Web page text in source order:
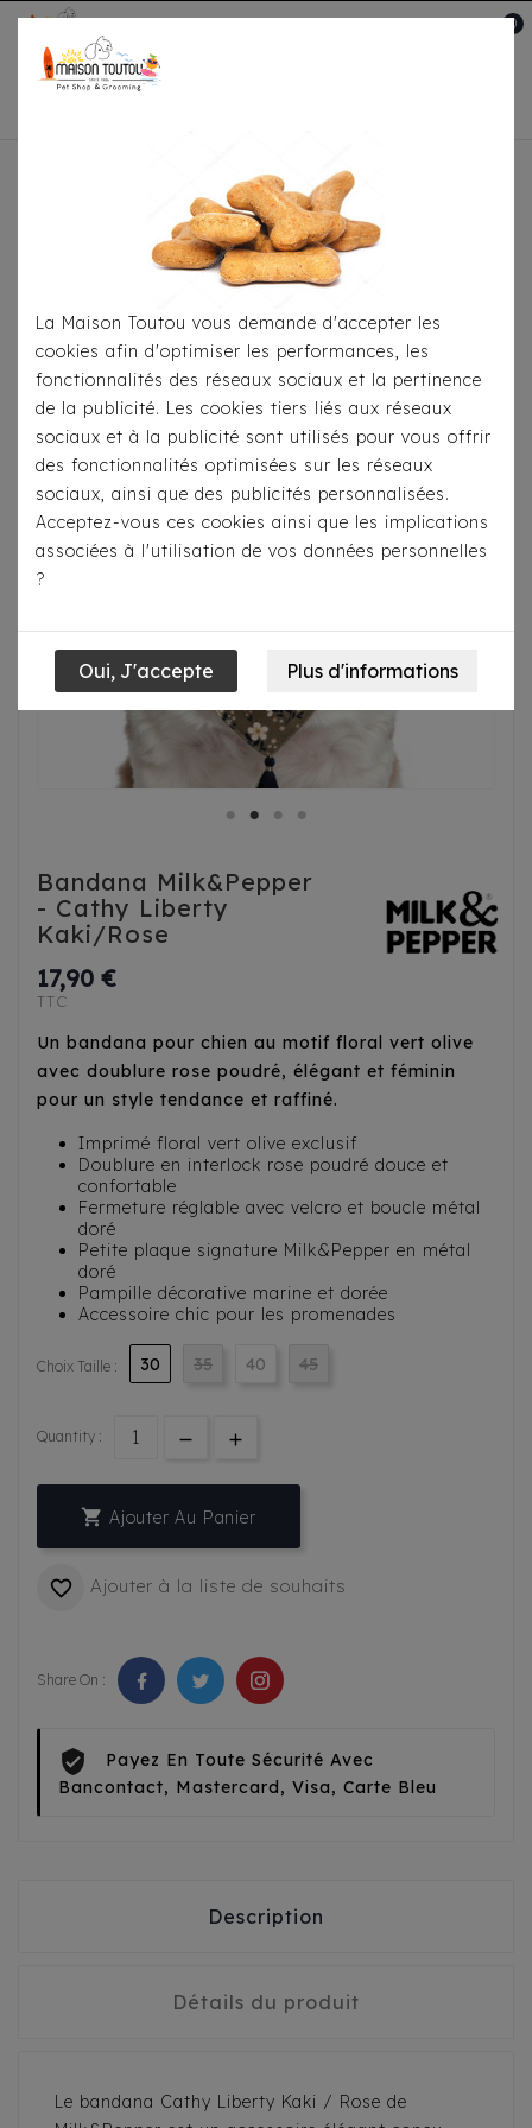
0
Accueil
Pour
Accessoires
Bandana Milk&Pepper -
Cathy Liberty Kaki/Rose
Bandana Milk&Pepper
- Cathy Liberty
Kaki/Rose
17,90 €
TTC
Un bandana pour chien au motif floral vert olive
avec doublure rose poudré, élégant et féminin
pour un style tendance et raffiné.
Imprimé floral vert olive exclusif
Doublure en interlock rose poudré douce et
confortable
Fermeture réglable avec velcro et boucle métal
doré
Petite plaque signature Milk&Pepper en métal
doré
Pampille décorative marine et dorée
Accessoire chic pour les promenades
Choix Taille : 30 35 40 45
Quantity :
 Ajouter Au Panier
 Ajouter à la liste de souhaits
Share On :
Payez En Toute Sécurité Avec
Bancontact, Mastercard, Visa, Carte Bleu
Description
Détails du produit
Le bandana Cathy Liberty Kaki / Rose de
La Maison Toutou vous demande d'accepter les
cookies afin d'optimiser les performances, les
fonctionnalités des réseaux sociaux et la pertinence
de la publicité. Les cookies tiers liés aux réseaux
sociaux et à la publicité sont utilisés pour vous offrir
des fonctionnalités optimisées sur les réseaux
sociaux, ainsi que des publicités personnalisées.
Acceptez-vous ces cookies ainsi que les implications
associées à l'utilisation de vos données personnelles
?